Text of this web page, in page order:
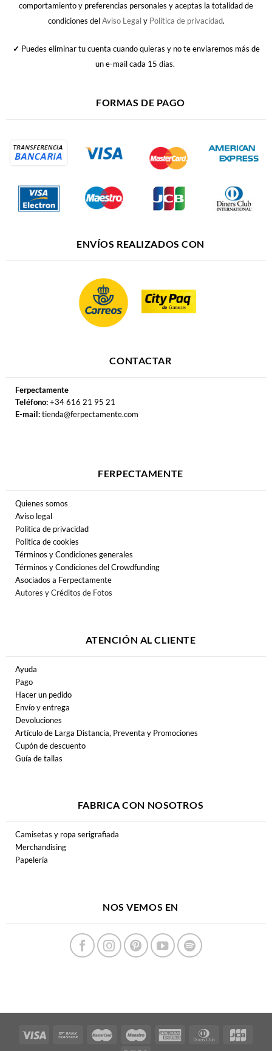
comportamiento y preferencias personales y aceptas la totalidad de
condiciones delAviso Legaly Política de privacidad.
✓ Puedes eliminar tu cuenta cuando quieras y no te enviaremos más de
un e-mail cada 15 días.
FORMAS DE PAGO
ENVÍOS REALIZADOS CON
CONTACTAR
Ferpectamente
Teléfono:+34 616 21 95 21
E-mail:tienda@ferpectamente.com
FERPECTAMENTE
Quienes somos
Aviso legal
Politica de privacidad
Politica de cookies
Términos y Condiciones generales
Términos y Condiciones del Crowdfunding
Asociados a Ferpectamente
Autores y Créditos de Fotos
ATENCIÓN AL CLIENTE
Ayuda
Pago
Hacer un pedido
Envío y entrega
Devoluciones
Artículo de Larga Distancia, Preventa y Promociones
Cupón de descuento
Guía de tallas
FABRICA CON NOSOTROS
Camisetas y ropa serigrafiada
Merchandising
Papelería
NOS VEMOS EN